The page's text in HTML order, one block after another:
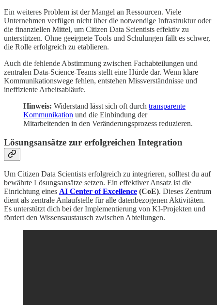
Ein weiteres Problem ist der Mangel an Ressourcen. Viele
Unternehmen verfügen nicht über die notwendige Infrastruktur oder
die finanziellen Mittel, um Citizen Data Scientists effektiv zu
unterstützen. Ohne geeignete Tools und Schulungen fällt es schwer,
die Rolle erfolgreich zu etablieren.
Auch die fehlende Abstimmung zwischen Fachabteilungen und
zentralen Data-Science-Teams stellt eine Hürde dar. Wenn klare
Kommunikationswege fehlen, entstehen Missverständnisse und
ineffiziente Arbeitsabläufe.
Hinweis: Widerstand lässt sich oft durch transparente
Kommunikation und die Einbindung der
Mitarbeitenden in den Veränderungsprozess reduzieren.
Lösungsansätze zur erfolgreichen Integration
Um Citizen Data Scientists erfolgreich zu integrieren, solltest du auf
bewährte Lösungsansätze setzen. Ein effektiver Ansatz ist die
Einrichtung eines AI Center of Excellence (CoE). Dieses Zentrum
dient als zentrale Anlaufstelle für alle datenbezogenen Aktivitäten.
Es unterstützt dich bei der Implementierung von KI-Projekten und
fördert den Wissensaustausch zwischen Abteilungen.